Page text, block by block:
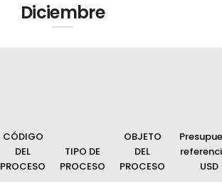
Diciembre
CÓDIGO
DEL
PROCESO
TIPO DE
PROCESO
OBJETO
DEL
PROCESO
USD